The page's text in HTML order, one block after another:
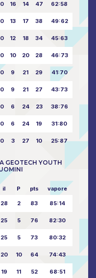
16 14 47 62:58
13 17 38 49:62
12 18 34 45:63
10 20 28 46:73
9 21 29 41:70
9 21 27 43:73
6 24 23 38:76
6 24 19 31:80
3 27 10 25:87
GEOTECH YOUTH
il P pts vapore
28 2 83 85:14
25 5 76 82:30
25 5 73 80:32
20 10 64 74:43
19 11 52 68:51